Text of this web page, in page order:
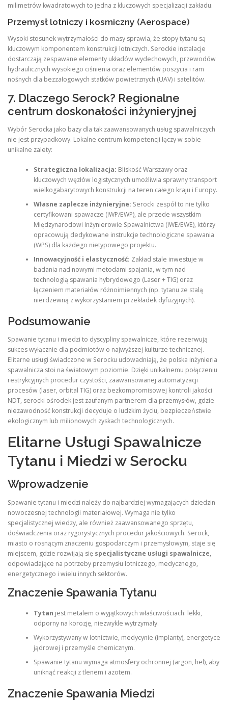
milimetrów kwadratowych to jedna z kluczowych specjalizacji zakładu.
Przemysł lotniczy i kosmiczny (Aerospace)
Wysoki stosunek wytrzymałości do masy sprawia, że stopy tytanu są
kluczowym komponentem konstrukcji lotniczych. Serockie instalacje
dostarczają zespawane elementy układów wydechowych, przewodów
hydraulicznych wysokiego ciśnienia oraz elementów poszycia i ram
nośnych dla bezzałogowych statków powietrznych (UAV) i satelitów.
7. Dlaczego Serock? Regionalne
centrum doskonałości inżynieryjnej
Wybór Serocka jako bazy dla tak zaawansowanych usług spawalniczych
nie jest przypadkowy. Lokalne centrum kompetencji łączy w sobie
unikalne zalety:
Strategiczna lokalizacja: Bliskość Warszawy oraz
kluczowych węzłów logistycznych umożliwia sprawny transport
wielkogabarytowych konstrukcji na teren całego kraju i Europy.
Własne zaplecze inżynieryjne: Serocki zespół to nie tylko
certyfikowani spawacze (IWP/EWP), ale przede wszystkim
Międzynarodowi Inżynierowie Spawalnictwa (IWE/EWE), którzy
opracowują dedykowane instrukcje technologiczne spawania
(WPS) dla każdego nietypowego projektu.
Innowacyjność i elastyczność: Zakład stale inwestuje w
badania nad nowymi metodami spajania, w tym nad
technologią spawania hybrydowego (Laser + TIG) oraz
łączeniem materiałów różnoimiennych (np. tytanu ze stalą
nierdzewną z wykorzystaniem przekładek dyfuzyjnych).
Podsumowanie
Spawanie tytanu i miedzi to dyscypliny spawalnicze, które rezerwują
sukces wyłącznie dla podmiotów o najwyższej kulturze technicznej.
Elitarne usługi świadczone w Serocku udowadniają, że polska inżynieria
spawalnicza stoi na światowym poziomie. Dzięki unikalnemu połączeniu
restrykcyjnych procedur czystości, zaawansowanej automatyzacji
procesów (laser, orbital TIG) oraz bezkompromisowej kontroli jakości
NDT, serocki ośrodek jest zaufanym partnerem dla przemysłów, gdzie
niezawodność konstrukcji decyduje o ludzkim życiu, bezpieczeństwie
ekologicznym lub milionowych zyskach technologicznych.
Elitarne Usługi Spawalnicze
Tytanu i Miedzi w Serocku
Wprowadzenie
Spawanie tytanu i miedzi należy do najbardziej wymagających dziedzin
nowoczesnej technologii materiałowej. Wymaga nie tylko
specjalistycznej wiedzy, ale również zaawansowanego sprzętu,
doświadczenia oraz rygorystycznych procedur jakościowych. Serock,
miasto o rosnącym znaczeniu gospodarczym i przemysłowym, staje się
miejscem, gdzie rozwijają się specjalistyczne usługi spawalnicze,
odpowiadające na potrzeby przemysłu lotniczego, medycznego,
energetycznego i wielu innych sektorów.
Znaczenie Spawania Tytanu
Tytan jest metalem o wyjątkowych właściwościach: lekki,
odporny na korozję, niezwykle wytrzymały.
Wykorzystywany w lotnictwie, medycynie (implanty), energetyce
jądrowej i przemyśle chemicznym.
Spawanie tytanu wymaga atmosfery ochronnej (argon, hel), aby
uniknąć reakcji z tlenem i azotem.
Znaczenie Spawania Miedzi